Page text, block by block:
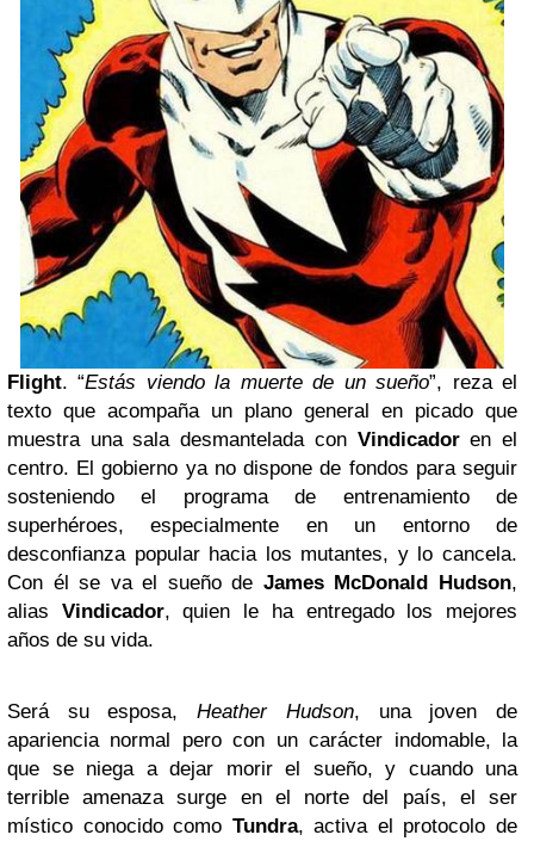
Flight. “Estás viendo la muerte de un sueño”, reza el
texto que acompaña un plano general en picado que
muestra una sala desmantelada con Vindicadoren el
centro. El gobierno ya no dispone de fondos para seguir
sosteniendo el programa de entrenamiento de
superhéroes, especialmente en un entorno de
desconfianza popular hacia los mutantes, y lo cancela.
Con él se va el sueño de James McDonald Hudson,
alias Vindicador, quien le ha entregado los mejores
años de su vida.
Será su esposa,Heather Hudson, una joven de
apariencia normal pero con un carácter indomable, la
que se niega a dejar morir el sueño, y cuando una
terrible amenaza surge en el norte del país, el ser
místico conocido como Tundra, activa el protocolo de